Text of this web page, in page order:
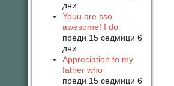
дни
Youu are sso
awesome! I do
преди 15 седмици 6
дни
Appreciation to my
father who
преди 15 седмици 6